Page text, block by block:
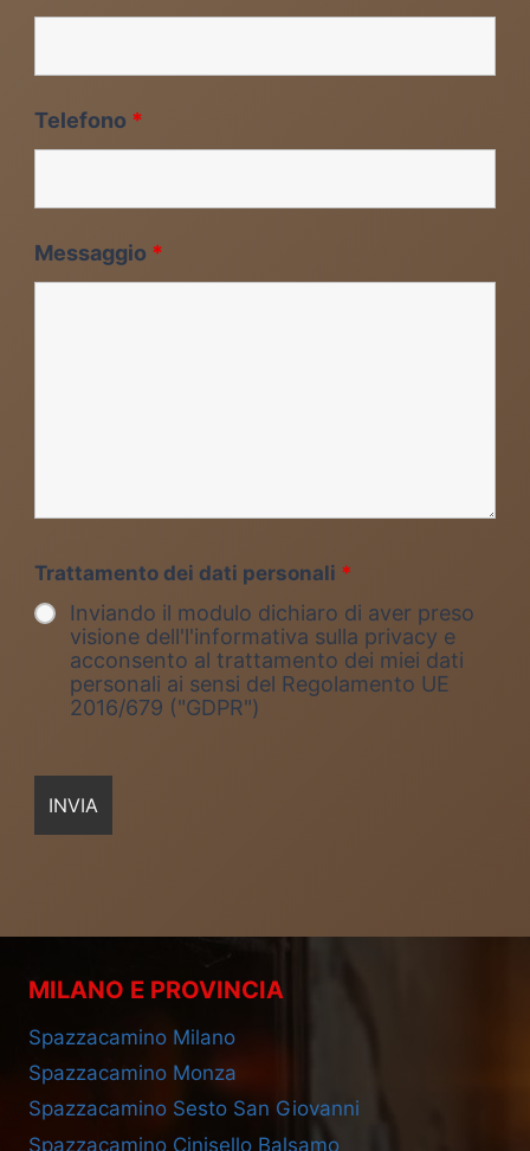
Telefono *
Messaggio *
Trattamento dei dati personali *
Inviando il modulo dichiaro di aver preso
visione dell'l'informativa sulla privacy e
acconsento al trattamento dei miei dati
personali ai sensi del Regolamento UE
2016/679 ("GDPR")
MILANO E PROVINCIA
Spazzacamino Milano
Spazzacamino Monza
Spazzacamino Sesto San Giovanni
Spazzacamino Cinisello Balsamo